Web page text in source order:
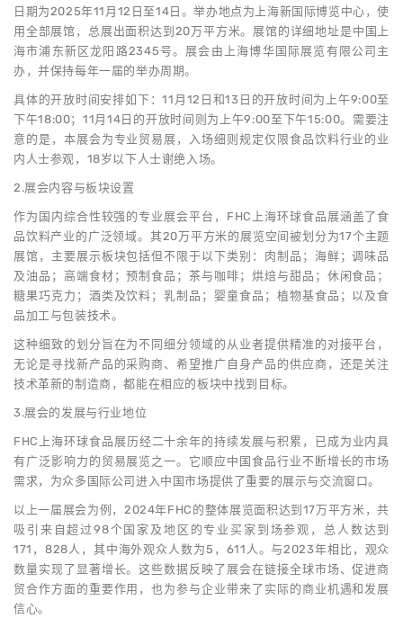
日期为2025年11月12日至14日。举办地点为上海新国际博览中心，使
用全部展馆，总展出面积达到20万平方米。展馆的详细地址是中国上
海市浦东新区龙阳路2345号。展会由上海博华国际展览有限公司主
办，并保持每年一届的举办周期。
具体的开放时间安排如下：11月12日和13日的开放时间为上午9:00至
下午18:00；11月14日的开放时间则为上午9:00至下午15:00。需要注
意的是，本展会为专业贸易展，入场细则规定仅限食品饮料行业的业
内人士参观，18岁以下人士谢绝入场。
2.展会内容与板块设置
作为国内综合性较强的专业展会平台，FHC上海环球食品展涵盖了食
品饮料产业的广泛领域。其20万平方米的展览空间被划分为17个主题
展馆，主要展示板块包括但不限于以下类别：肉制品；海鲜；调味品
及油品；高端食材；预制食品；茶与咖啡；烘焙与甜品；休闲食品；
糖果巧克力；酒类及饮料；乳制品；婴童食品；植物基食品；以及食
品加工与包装技术。
这种细致的划分旨在为不同细分领域的从业者提供精准的对接平台，
无论是寻找新产品的采购商、希望推广自身产品的供应商，还是关注
技术革新的制造商，都能在相应的板块中找到目标。
3.展会的发展与行业地位
FHC上海环球食品展历经二十余年的持续发展与积累，已成为业内具
有广泛影响力的贸易展览之一。它顺应中国食品行业不断增长的市场
需求，为众多国际公司进入中国市场提供了重要的展示与交流窗口。
以上一届展会为例，2024年FHC的整体展览面积达到17万平方米，共
吸引来自超过98个国家及地区的专业买家到场参观，总人数达到
171，828人，其中海外观众人数为5，611人。与2023年相比，观众
数量实现了显著增长。这些数据反映了展会在链接全球市场、促进商
贸合作方面的重要作用，也为参与企业带来了实际的商业机遇和发展
信心。